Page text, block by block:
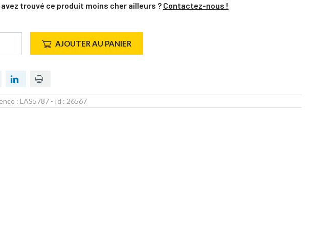
avez trouvé ce produit moins cher ailleurs ? Contactez-nous !
AJOUTER AU PANIER
: LAS5787 - Id : 26567